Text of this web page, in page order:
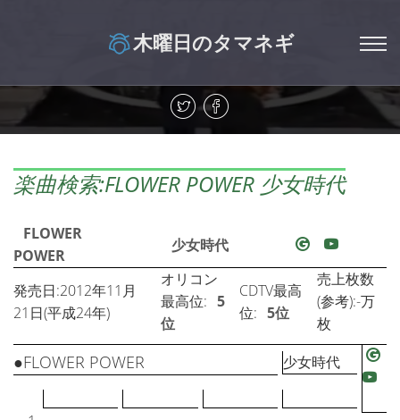
木曜日のタマネギ
楽曲検索:FLOWER POWER 少女時代
FLOWER
POWER
少女時代
発売日:2012年11月
21日(平成24年)
オリコン
最高位: 5
位
CDTV最高
位: 5位
売上枚数
(参考):-万
枚
●FLOWER POWER 少女時代